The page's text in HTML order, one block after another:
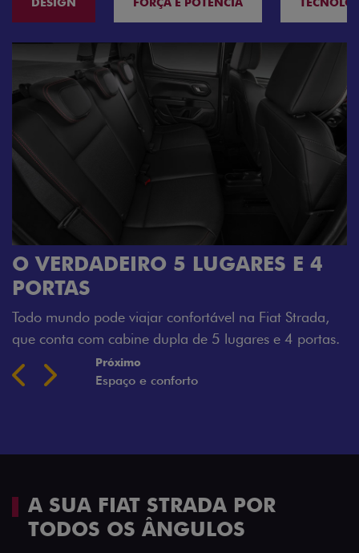
O VERDADEIRO 5 LUGARES E 4
PORTAS
Todo mundo pode viajar confortável na Fiat Strada,
que conta com cabine dupla de 5 lugares e 4 portas.
Previous
Next
Próximo
Espaço e conforto
A SUA FIAT STRADA POR
TODOS OS ÂNGULOS